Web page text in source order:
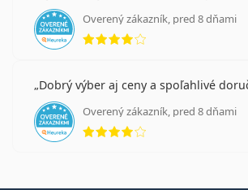
Overený zákazník, pred 8 dňami
hodnotenie 4 z 5
Dobrý výber aj ceny a spoľahlivé
Overený zákazník, pred 8 dňami
hodnotenie 4 z 5